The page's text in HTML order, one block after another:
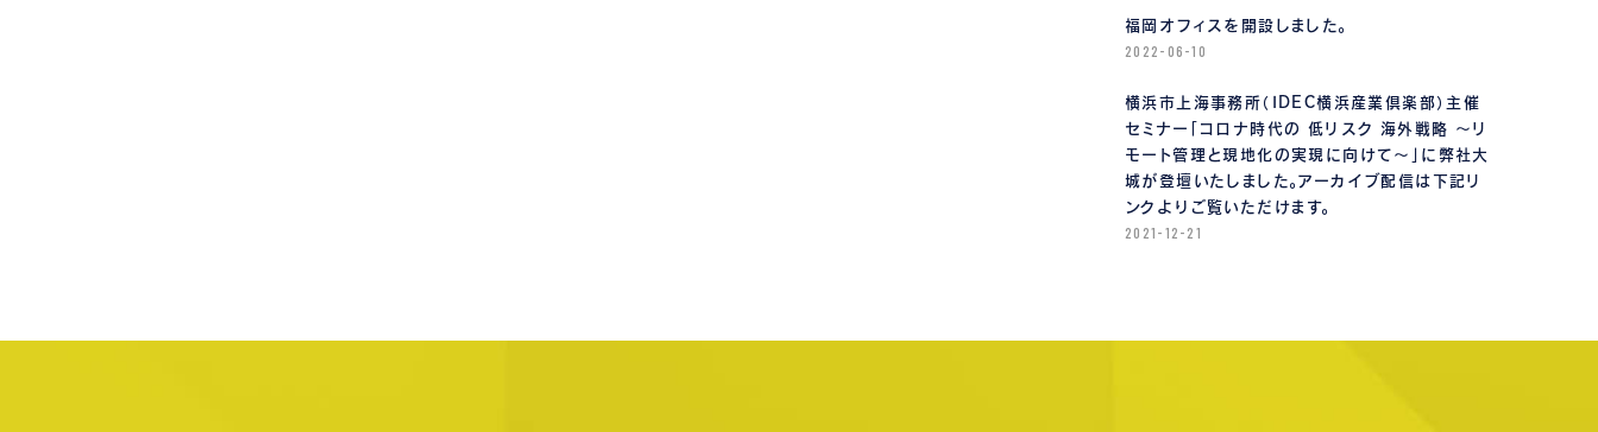
福岡オフィスを開設しました。
2022-06-10
横浜市上海事務所（IDEC横浜産業倶楽部）主催
セミナー「コロナ時代の 低リスク 海外戦略 〜リ
モート管理と現地化の実現に向けて〜」に弊社大
城が登壇いたしました。アーカイブ配信は下記リ
ンクよりご覧いただけます。
2021-12-21